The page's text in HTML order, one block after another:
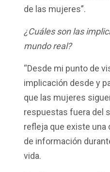
de las mujeres”.
¿Cuáles son las
mundo real?
“Desde mi punto de
implicación desde y
que las mujeres
respuestas fuera del
refleja que existe una
de información
vida.